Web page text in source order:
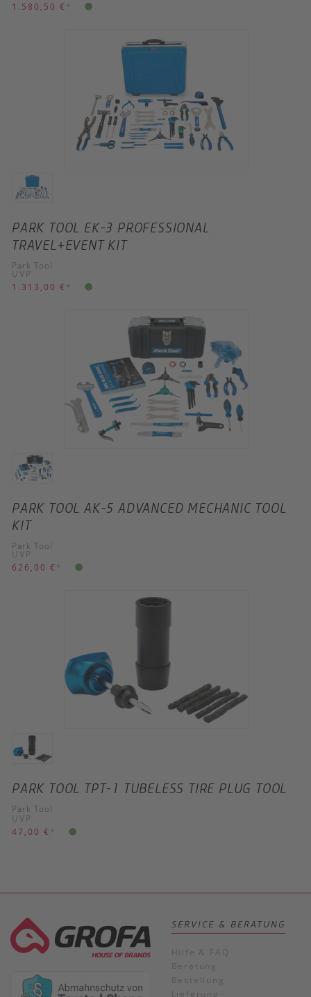
1.580,50 € *
PARK TOOL EK-3 PROFESSIONAL
TRAVEL+EVENT KIT
Park Tool
UVP
1.313,00 € *
PARK TOOL AK-5 ADVANCED MECHANIC TOOL
KIT
Park Tool
UVP
626,00 € *
PARK TOOL TPT-1 TUBELESS TIRE PLUG TOOL
Park Tool
UVP
47,00 € *
SERVICE & BERATUNG
Hilfe & FAQ
Beratung
Bestellung
Lieferung